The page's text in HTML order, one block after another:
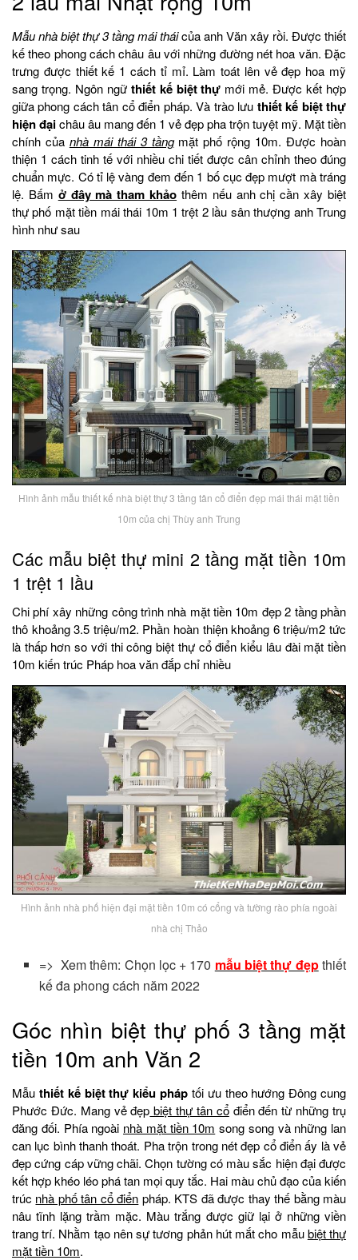
Mẫu nhà biệt thự 3 tầng mái tháicủa anh Văn xây rồi. Được thiết
kế theo phong cách châu âu với những đường nét hoa văn. Đặc
trưng được thiết kế 1 cách tỉ mỉ. Làm toát lên vẻ đẹp hoa mỹ
sang trọng. Ngôn ngữ thiết kế biệt thự mới mẻ. Được kết hợp
giữa phong cách tân cổ điển pháp. Và trào lưu thiết kế biệt thự
hiện đạichâu âu mang đến 1 vẻ đẹp pha trộn tuyệt mỹ. Mặt tiền
chính của nhà mái thái 3 tầngmặt phố rộng 10m. Được hoàn
thiện 1 cách tinh tế với nhiều chi tiết được cân chỉnh theo đúng
chuẩn mực. Có tỉ lệ vàng đem đến 1 bố cục đẹp mượt mà tráng
lệ. Bấm ở đây mà tham khảo thêm nếu anh chị cần xây biệt
thự phố mặt tiền mái thái 10m 1 trệt 2 lầu sân thượng anh Trung
hình như sau
Hình ảnh mẫu thiết kế nhà biệt thự 3 tầng tân cổ điển đẹp mái thái mặt tiền
10m của chị Thùy anh Trung
Các mẫu biệt thự mini 2 tầng mặt tiền 10m
1 trệt 1 lầu
Chi phí xây những công trình nhà mặt tiền 10m đẹp 2 tầng phần
thô khoảng 3.5 triệu/m2. Phần hoàn thiện khoảng 6 triệu/m2 tức
là thấp hơn so với thi công biệt thự cổ điển kiểu lâu đài mặt tiền
10m kiến trúc Pháp hoa văn đắp chỉ nhiều
Hình ảnh nhà phố hiện đại mặt tiền 10m có cổng và tường rào phía ngoài
nhà chị Thảo
=> Xem thêm: Chọn lọc + 170 mẫu biệt thự đẹpthiết
kế đa phong cách năm 2022
Góc nhìn biệt thự phố 3 tầng mặt
tiền 10m anh Văn 2
Mẫu thiết kế biệt thự kiểu pháp tối ưu theo hướng Đông cung
Phước Đức. Mang vẻ đẹp biệt thự tân cổđiển đến từ những trụ
đăng đối. Phía ngoài nhà mặt tiền 10m song song và những lan
can lục bình thanh thoát. Pha trộn trong nét đẹp cổ điển ấy là vẻ
đẹp cứng cáp vững chãi. Chọn tường có màu sắc hiện đại được
kết hợp khéo léo phá tan mọi quy tắc. Hai màu chủ đạo của kiến
trúc nhà phố tân cổ điển pháp. KTS đã được thay thế bằng màu
nâu tĩnh lặng trầm mặc. Màu trắng được giữ lại ở những viền
trang trí. Nhằm tạo nên sự tương phản hút mắt cho mẫubiệt thự
mặt tiền 10m.